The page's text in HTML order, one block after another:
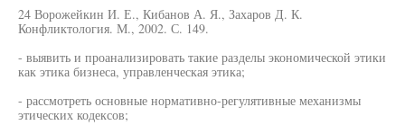
24 Ворожейкин И. Е., Кибанов А. Я., Захаров Д. К.
Конфликтология. М., 2002. С. 149.
- выявить и проанализировать такие разделы экономической этики
как этика бизнеса, управленческая этика;
- рассмотреть основные нормативно-регулятивные механизмы
этических кодексов;